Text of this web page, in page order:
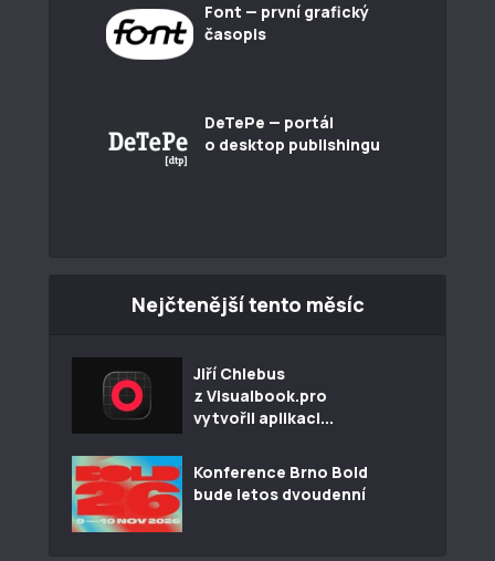
Font — první grafický
časopis
DeTePe — portál
o desktop publishingu
Nejčtenější tento měsíc
Jiří Chlebus
z Visualbook.pro
vytvořil aplikaci...
Konference Brno Bold
bude letos dvoudenní